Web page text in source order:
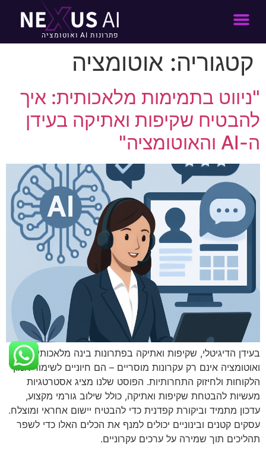
פתרונות AI ואוטומציה
קטגוריה: אוטומציה
"ניווט בתמימות מלאכותית: איך
להבטיח שקיפות ואתיקה בעידן
ה-AI והאוטומציה"
בעידן הדיגיטלי, שקיפות ואתיקה בפתרונות בינה מלאכותית
ואוטומציה אינם רק עקרונות מוסריים – הם חיוניים לשימור אמון
הלקוחות ולחיזוק התחרותיות. הפוסט שלנו מציג אסטרטגיות
מעשיות להבטחת שקיפות ואתיקה, כולל שילוב גורמי מקצוע,
עדכון מתמיד וביקורת קפדנית כדי להבטיח יישום אחראי ומוצלח.
עסקים קטנים ובינוניים יכולים למנף את הכלים האלו כדי לשפר
תהליכים תוך שמירה על ערכים עקרוניים.